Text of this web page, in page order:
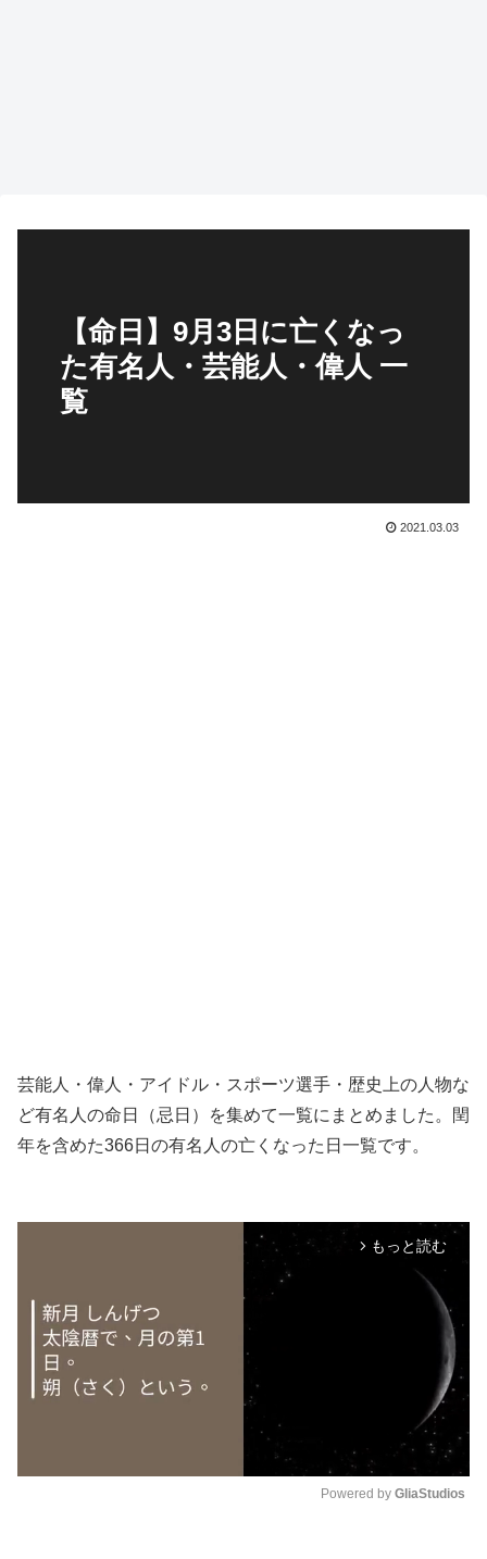
【命日】9月3日に亡くなっ
た有名人・芸能人・偉人 一
覧
2021.03.03
芸能人・偉人・アイドル・スポーツ選手・歴史上の人物な
ど有名人の命日（忌日）を集めて一覧にまとめました。閏
年を含めた366日の有名人の亡くなった日一覧です。
arrow_forward_ios もっと読む
Powered by GliaStudios